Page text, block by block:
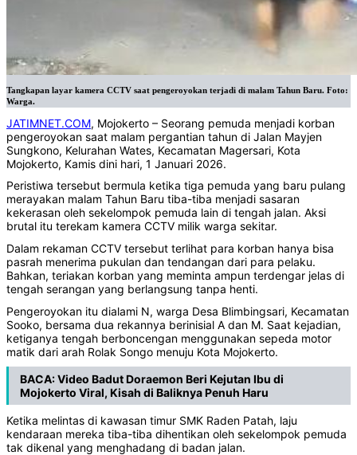
Tangkapan layar kamera CCTV saat pengeroyokan terjadi di malam Tahun Baru. Foto:
Warga.
JATIMNET.COM, Mojokerto – Seorang pemuda menjadi korban
pengeroyokan saat malam pergantian tahun di Jalan Mayjen
Sungkono, Kelurahan Wates, Kecamatan Magersari, Kota
Mojokerto, Kamis dini hari, 1 Januari 2026.
Peristiwa tersebut bermula ketika tiga pemuda yang baru pulang
merayakan malam Tahun Baru tiba-tiba menjadi sasaran
kekerasan oleh sekelompok pemuda lain di tengah jalan. Aksi
brutal itu terekam kamera CCTV milik warga sekitar.
Dalam rekaman CCTV tersebut terlihat para korban hanya bisa
pasrah menerima pukulan dan tendangan dari para pelaku.
Bahkan, teriakan korban yang meminta ampun terdengar jelas di
tengah serangan yang berlangsung tanpa henti.
Pengeroyokan itu dialami N, warga Desa Blimbingsari, Kecamatan
Sooko, bersama dua rekannya berinisial A dan M. Saat kejadian,
ketiganya tengah berboncengan menggunakan sepeda motor
matik dari arah Rolak Songo menuju Kota Mojokerto.
BACA:Video Badut Doraemon Beri Kejutan Ibu di
Mojokerto Viral, Kisah di Baliknya Penuh Haru
Ketika melintas di kawasan timur SMK Raden Patah, laju
kendaraan mereka tiba-tiba dihentikan oleh sekelompok pemuda
tak dikenal yang menghadang di badan jalan.